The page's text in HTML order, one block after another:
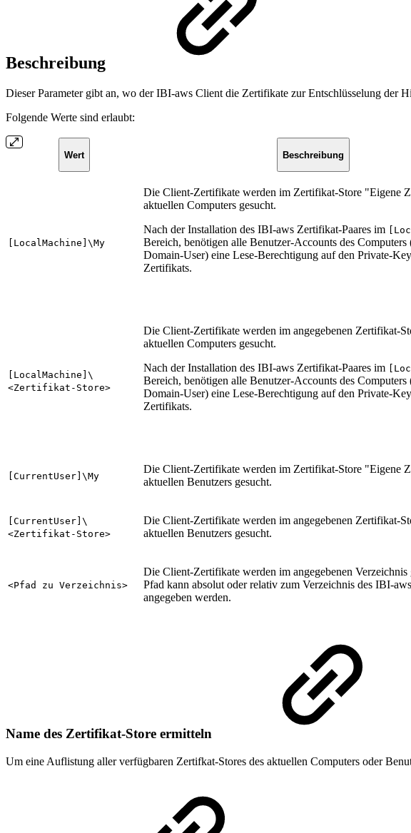
Beschreibung
Dieser Parameter gibt an, wo der IBI-aws Client die Zertifikate zur Entschlüsselung der
Folgende Werte sind erlaubt:
Wert Beschreibung
[LocalMachine]\My
Die Client-Zertifikate werden im Zertifikat-Store "Eigene
aktuellen Computers gesucht.
Nach der Installation des IBI-aws Zertifikat-Paares im
Bereich, benötigen alle Benutzer-Accounts des Computers
Domain-User) eine Lese-Berechtigung auf den Private-
Zertifikats.
[LocalMachine]\
<Zertifikat-Store>
Die Client-Zertifikate werden im angegebenen Zertifikat-
aktuellen Computers gesucht.
Nach der Installation des IBI-aws Zertifikat-Paares im
Bereich, benötigen alle Benutzer-Accounts des Computers
Domain-User) eine Lese-Berechtigung auf den Private-
Zertifikats.
[CurrentUser]\My
Die Client-Zertifikate werden im Zertifikat-Store "Eigene
aktuellen Benutzers gesucht.
[CurrentUser]\
<Zertifikat-Store>
Die Client-Zertifikate werden im angegebenen Zertifikat-
aktuellen Benutzers gesucht.
<Pfad zu Verzeichnis>
Die Client-Zertifikate werden im angegebenen Verzeichnis
Pfad kann absolut oder relativ zum Verzeichnis des IBI-
angegeben werden.
Name des Zertifikat-Store ermitteln
Um eine Auflistung aller verfügbaren Zertifkat-Stores des aktuellen Computers oder